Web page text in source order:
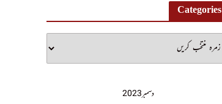
Categories
دسمبر 2023